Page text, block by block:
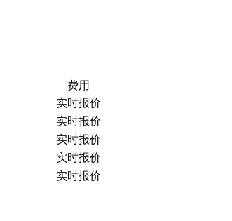
费用
实时报价
实时报价
实时报价
实时报价
实时报价